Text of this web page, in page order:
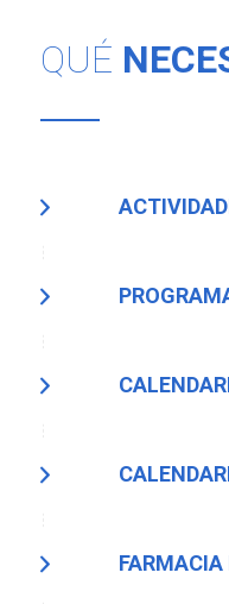
QUÉ
FARMACIA